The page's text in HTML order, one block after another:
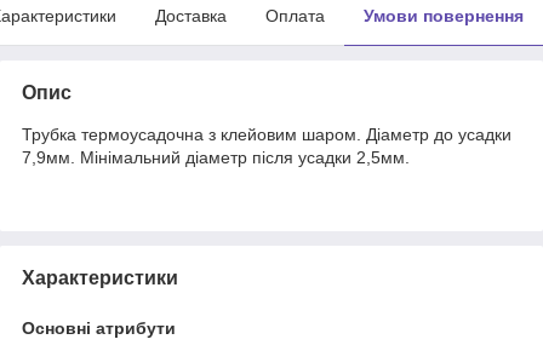
Доставка Оплата Умови повернення
Опис
Трубка термоусадочна з клейовим шаром. Діаметр до усадки
7,9мм. Мінімальний діаметр після усадки 2,5мм.
Характеристики
Основні атрибути